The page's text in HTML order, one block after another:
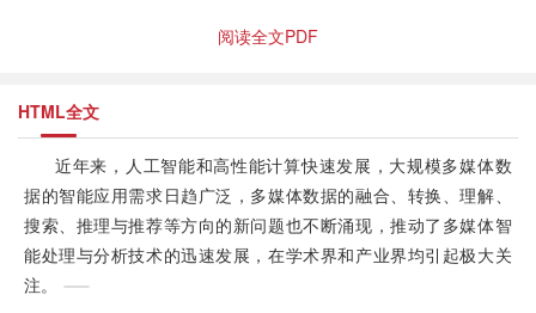
阅读全文PDF
HTML全文
近年来，人工智能和高性能计算快速发展，大规模多媒体数
据的智能应用需求日趋广泛，多媒体数据的融合、转换、理解、
搜索、推理与推荐等方向的新问题也不断涌现，推动了多媒体智
能处理与分析技术的迅速发展，在学术界和产业界均引起极大关
注。